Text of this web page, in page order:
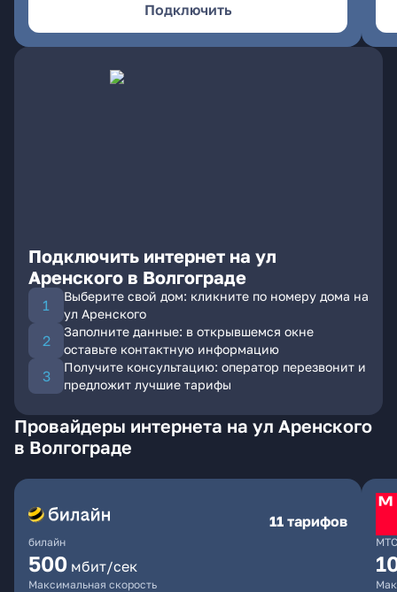
Подключить
Подключить интернет на ул
Аренского в Волгограде
Выберите свой дом: кликните по номеру дома на
ул Аренского
Заполните данные: в открывшемся окне
оставьте контактную информацию
Получите консультацию: оператор перезвонит и
предложит лучшие тарифы
Провайдеры интернета на ул Аренского
в Волгограде
билайн
11 тарифов
500 мбит/сек
Максимальная скорость
МТС